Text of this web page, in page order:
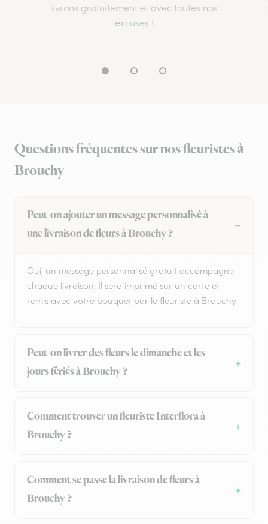
livrons gratuitement et avec toutes nos
excuses !
Questions fréquentes sur nos fleuristes à
Brouchy
Peut-on ajouter un message personnalisé à
une livraison de fleurs à Brouchy ?
Oui, un message personnalisé gratuit accompagne
chaque livraison. Il sera imprimé sur un carte et
remis avec votre bouquet par le fleuriste à Brouchy.
Peut-on livrer des fleurs le dimanche et les
jours fériés à Brouchy ?
Comment trouver un fleuriste Interflora à
Brouchy ?
Comment se passe la livraison de fleurs à
Brouchy ?